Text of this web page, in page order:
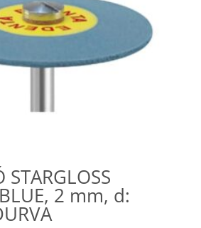
STARGLOSS
2 mm, d: